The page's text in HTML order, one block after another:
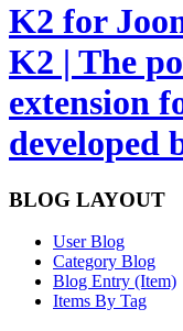
K2 for
K2 | The
extension
developed
BLOG LAYOUT
User Blog
Category Blog
Blog Entry (Item)
Items By Tag